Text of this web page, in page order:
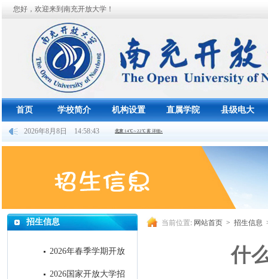
您好，欢迎来到南充开放大学！
首页 学校简介 机构设置 直属学院 县级电大
2026年8月8日 14:58:44
招生信息
2026年春季学期开放
教育招生简章
2026国家开放大学招
当前位置: 网站首页 > 招生信息
什么是